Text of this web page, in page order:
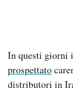
In questi giorni
prospettato
distributori in